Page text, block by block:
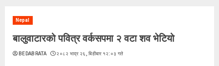
Nepal
बालुवाटारको पवित्र वर्कसपमा २ वटा शव भेटियो
BEDABRATA २०८२ भाद्र २६, बिहीबार १२:०३ गते